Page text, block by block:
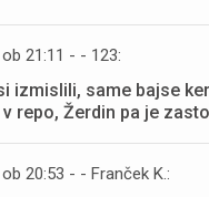
21:11 - - 123:
izmislili, same bajse
repo, Žerdin pa je
20:53 - - Franček K.: